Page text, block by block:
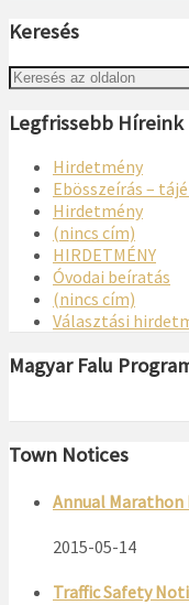
Keresés
Legfrissebb Híreink
Hirdetmény
Ebösszeírás –
Hirdetmény
(nincs cím)
HIRDETMÉNY
Óvodai beíratás
(nincs cím)
Választási
Magyar Falu
Town Notices
Annual
2015-05-14
Traffic Safety